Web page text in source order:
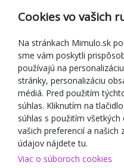
Reklamácia
Darčekové poukážky
Zľavové kupóny
Blog
O predajcovi
Mimulo.sk
Obchodné podmienky
Ochrana osobných údajov
Kontakty
Spolupracujeme
Cookies vo vašich
Na stránkach Mimulo.sk
sme vám poskytli
používajú na
stránky, personalizáciu
médiá. Pred použitím
súhlas. Kliknutím na
súhlas s použitím
vašich preferencií a našich
údajov nájdete tu.
Viac o súboroch cookies